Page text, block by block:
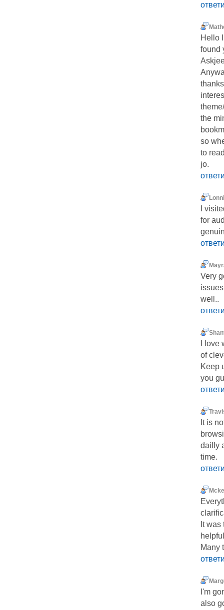
Hello
found
the
so
to
jo.
I
for
Very
well..
I
of
Keep
you
It is
dailly
time.
It
Many
I'm
also